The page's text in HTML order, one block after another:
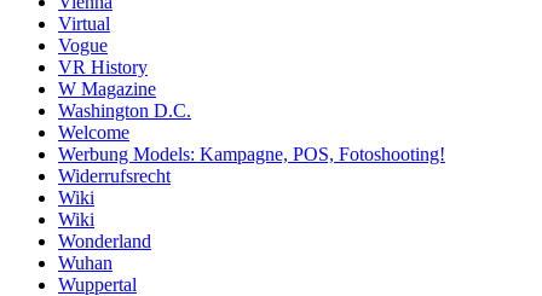
Virtual
Vogue
VR History
W Magazine
Washington D.C.
Welcome
Werbung Models: Kampagne, POS, Fotoshooting!
Widerrufsrecht
Wiki
Wiki
Wonderland
Wuhan
Wuppertal